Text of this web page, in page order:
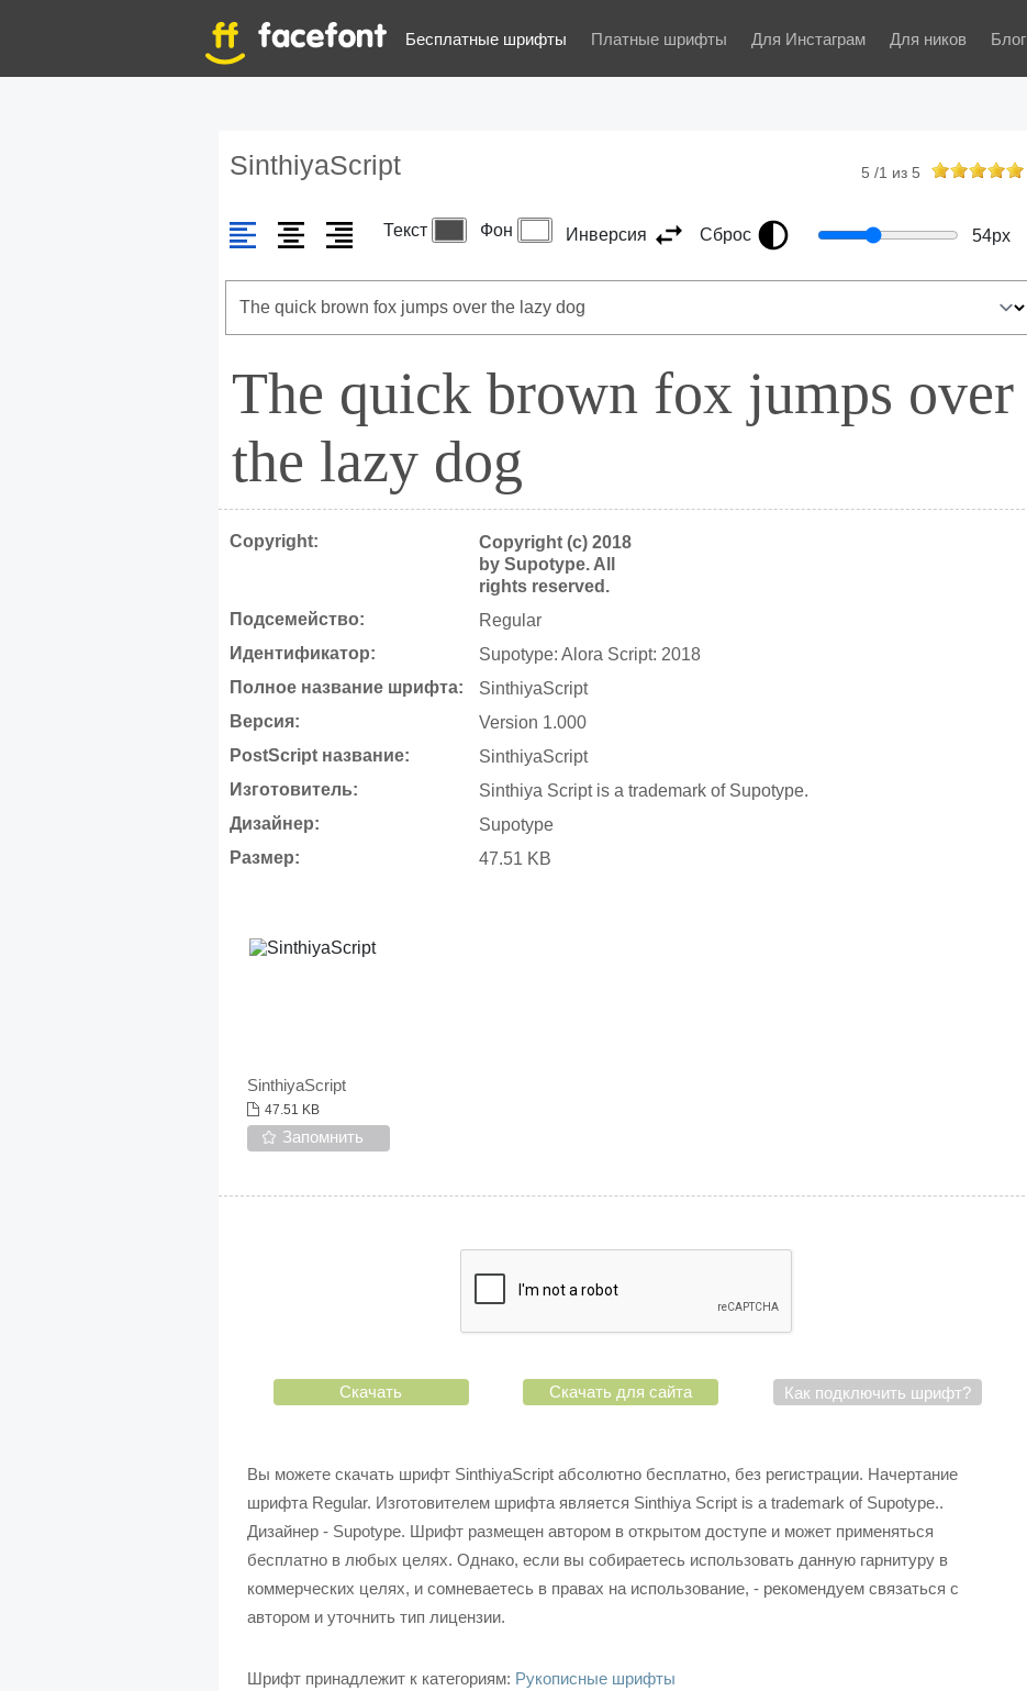
Бесплатные шрифты Платные шрифты Для Инстаграм Для ников Блог
SinthiyaScript 5 /1 из 5
Текст Фон Инверсия Сброс 54px
The quick brown fox jumps over
the lazy dog
Copyright:
Copyright (c) 2018
by Supotype. All
rights reserved.
Подсемейство:
Regular
Идентификатор:
Supotype: Alora Script: 2018
Полное название шрифта:
SinthiyaScript
Версия:
Version 1.000
PostScript название:
SinthiyaScript
Изготовитель:
Sinthiya Script is a trademark of Supotype.
Дизайнер:
Supotype
Размер:
47.51 KB
SinthiyaScript
47.51 KB
Запомнить
Скачать Скачать для сайта Как подключить шрифт?
Вы можете скачать шрифт SinthiyaScript абсолютно бесплатно, без регистрации. Начертание
шрифта Regular. Изготовителем шрифта является Sinthiya Script is a trademark of Supotype..
Дизайнер - Supotype. Шрифт размещен автором в открытом доступе и может применяться
бесплатно в любых целях. Однако, если вы собираетесь использовать данную гарнитуру в
коммерческих целях, и сомневаетесь в правах на использование, - рекомендуем связаться с
автором и уточнить тип лицензии.
Шрифт принадлежит к категориям: Рукописные шрифты